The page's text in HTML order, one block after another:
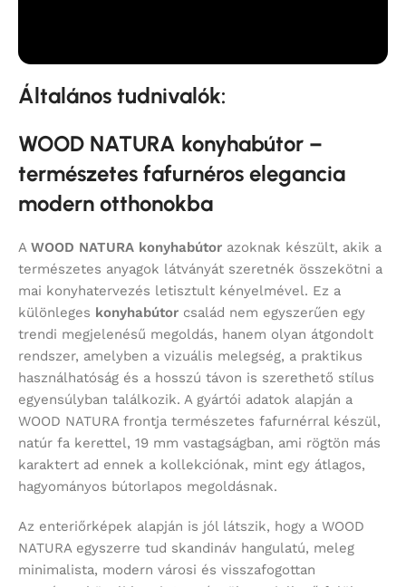
Általános tudnivalók:
WOOD NATURA konyhabútor –
természetes fafurnéros elegancia
modern otthonokba
A WOOD NATURA konyhabútor azoknak készült, akik a
természetes anyagok látványát szeretnék összekötni a
mai konyhatervezés letisztult kényelmével. Ez a
különleges konyhabútor család nem egyszerűen egy
trendi megjelenésű megoldás, hanem olyan átgondolt
rendszer, amelyben a vizuális melegség, a praktikus
használhatóság és a hosszú távon is szerethető stílus
egyensúlyban találkozik. A gyártói adatok alapján a
WOOD NATURA frontja természetes fafurnérral készül,
natúr fa kerettel, 19 mm vastagságban, ami rögtön más
karaktert ad ennek a kollekciónak, mint egy átlagos,
hagyományos bútorlapos megoldásnak.
Az enteriőrképek alapján is jól látszik, hogy a WOOD
NATURA egyszerre tud skandináv hangulatú, meleg
minimalista, modern városi és visszafogottan